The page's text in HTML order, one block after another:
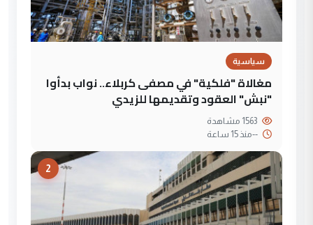
سياسية
مغالاة "فلكية" في مصفى كربلاء.. نواب بدأوا
"نبش" العقود وتقديمها للزيدي
--منذ 15 ساعة
2